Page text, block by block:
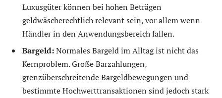
Luxusgüter können bei hohen Beträgen
geldwäscherechtlich relevant sein, vor allem wenn
Händler in den Anwendungsbereich fallen.
Bargeld:Normales Bargeld im Alltag ist nicht das
Kernproblem. Große Barzahlungen,
grenzüberschreitende Bargeldbewegungen und
bestimmte Hochwerttransaktionen sind jedoch stark